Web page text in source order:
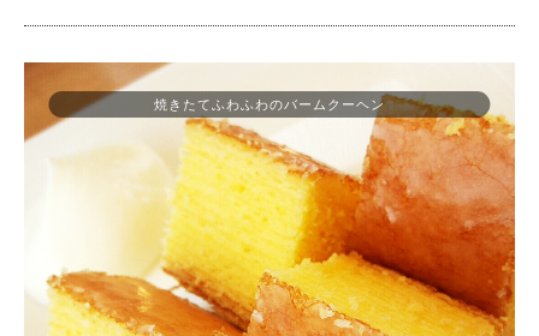
焼きたてふわふわのバームクーヘン